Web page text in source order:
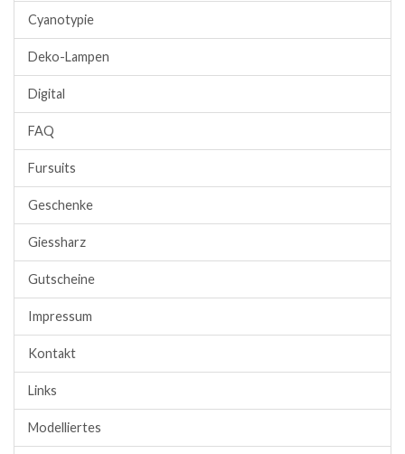
Cyanotypie
Deko-Lampen
Digital
FAQ
Fursuits
Geschenke
Giessharz
Gutscheine
Impressum
Kontakt
Links
Modelliertes